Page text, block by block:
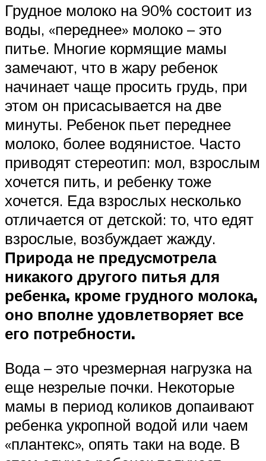
Грудное молоко на 90% состоит из
воды, «переднее» молоко – это
питье. Многие кормящие мамы
замечают, что в жару ребенок
начинает чаще просить грудь, при
этом он присасывается на две
минуты. Ребенок пьет переднее
молоко, более водянистое. Часто
приводят стереотип: мол, взрослым
хочется пить, и ребенку тоже
хочется. Еда взрослых несколько
отличается от детской: то, что едят
взрослые, возбуждает жажду.
Природа не предусмотрела
никакого другого питья для
ребенка, кроме грудного молока,
оно вполне удовлетворяет все
его потребности.
Вода – это чрезмерная нагрузка на
еще незрелые почки. Некоторые
мамы в период коликов допаивают
ребенка укропной водой или чаем
«плантекс», опять таки на воде. В